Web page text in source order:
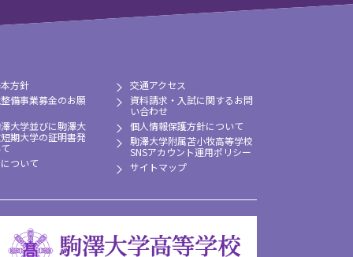
方針
備事業募金のお願
大学並びに駒澤大
期大学の証明書発
ついて
交通アクセス
資料請求・入試に関するお問
い合わせ
個人情報保護方針について
駒澤大学附属苫小牧高等学校
SNSアカウント運用ポリシー
サイトマップ